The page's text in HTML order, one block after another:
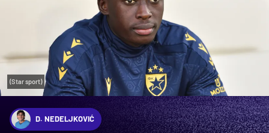
(Star sport)
D. NEDELJKOVIĆ